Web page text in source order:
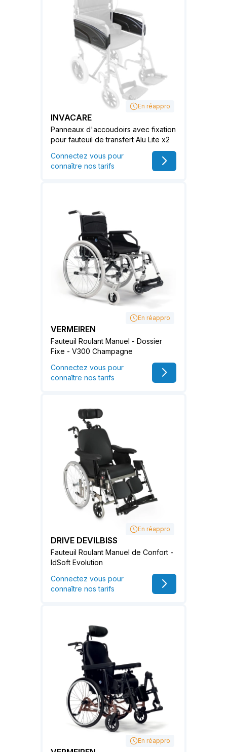
En réappro
INVACARE
Panneaux d'accoudoirs avec fixation
pour fauteuil de transfert Alu Lite x2
Connectez vous pour
connaître nos tarifs
En réappro
VERMEIREN
Fauteuil Roulant Manuel - Dossier
Fixe - V300 Champagne
Connectez vous pour
connaître nos tarifs
En réappro
DRIVE DEVILBISS
Fauteuil Roulant Manuel de Confort -
IdSoft Evolution
Connectez vous pour
connaître nos tarifs
En réappro